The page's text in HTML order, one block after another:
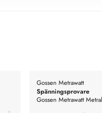
Gossen Metrawatt
Spänningsprovare
Gossen Metrawatt